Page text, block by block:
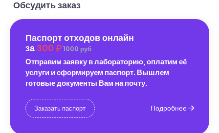
Обсудить заказ
Паспорт отходов онлайн
за 300 1000 руб
Отправим заявку в лабораторию, оплатим её
услуги и сформируем паспорт. Вышлем
готовые документы Вам на почту.
Заказать паспорт Подробнее